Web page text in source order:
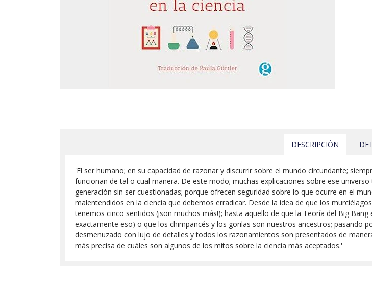
DESCRIPCIÓN
'El ser humano; en su capacidad de razonar y discurrir sobre el mundo circundante;
funcionan de tal o cual manera. De este modo; muchas explicaciones sobre ese
generación sin ser cuestionadas; porque ofrecen seguridad sobre lo que ocurre en el
malentendidos en la ciencia que debemos erradicar. Desde la idea de que los
tenemos cinco sentidos (¡son muchos más!); hasta aquello de que la Teoría del Big
exactamente eso) o que los chimpancés y los gorilas son nuestros ancestros; pasando
desmenuzado con lujo de detalles y todos los razonamientos son presentados de
más precisa de cuáles son algunos de los mitos sobre la ciencia más aceptados.'